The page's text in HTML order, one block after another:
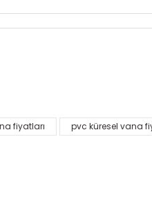
ürün açıklamalarında ve
fiyatları pvc küresel vana